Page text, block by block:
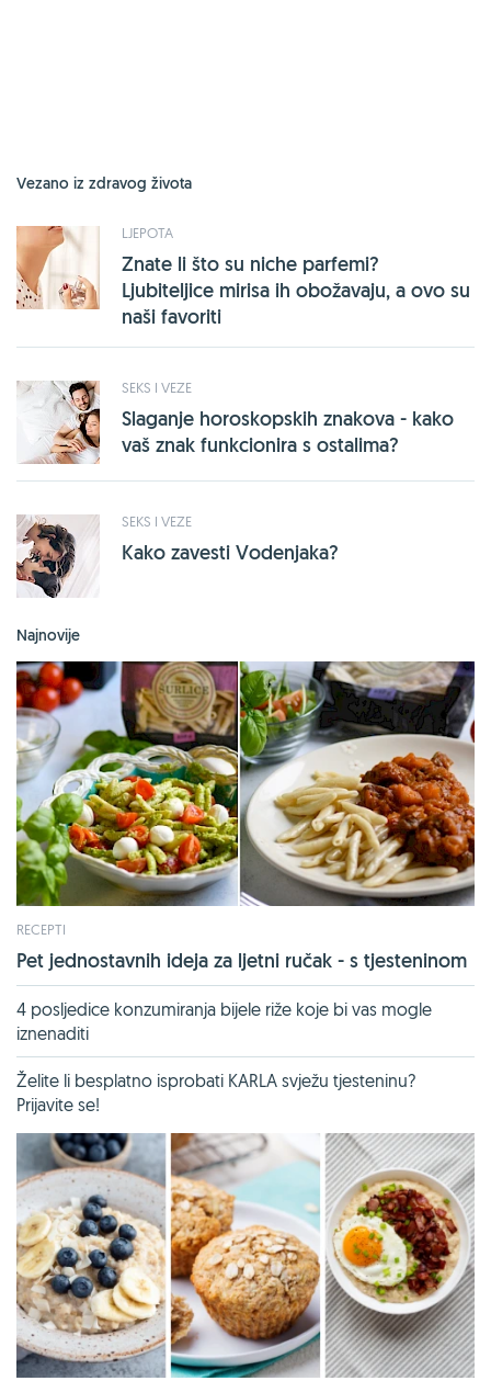
Vezano iz zdravog života
LJEPOTA
Znate li što su niche parfemi?
Ljubiteljice mirisa ih obožavaju, a ovo su
naši favoriti
SEKS I VEZE
Slaganje horoskopskih znakova - kako
vaš znak funkcionira s ostalima?
SEKS I VEZE
Kako zavesti Vodenjaka?
Najnovije
RECEPTI
Pet jednostavnih ideja za ljetni ručak - s tjesteninom
4 posljedice konzumiranja bijele riže koje bi vas mogle
iznenaditi
Želite li besplatno isprobati KARLA svježu tjesteninu?
Prijavite se!